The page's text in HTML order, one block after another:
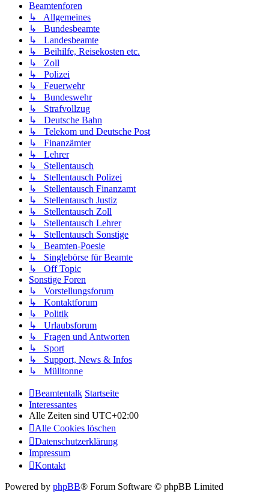
Beamtenforen
↳ Allgemeines
↳ Bundesbeamte
↳ Landesbeamte
↳ Beihilfe, Reisekosten etc.
↳ Zoll
↳ Polizei
↳ Feuerwehr
↳ Bundeswehr
↳ Strafvollzug
↳ Deutsche Bahn
↳ Telekom und Deutsche Post
↳ Finanzämter
↳ Lehrer
↳ Stellentausch
↳ Stellentausch Polizei
↳ Stellentausch Finanzamt
↳ Stellentausch Justiz
↳ Stellentausch Zoll
↳ Stellentausch Lehrer
↳ Stellentausch Sonstige
↳ Beamten-Poesie
↳ Singlebörse für Beamte
↳ Off Topic
Sonstige Foren
↳ Vorstellungsforum
↳ Kontaktforum
↳ Politik
↳ Urlaubsforum
↳ Fragen und Antworten
↳ Sport
↳ Support, News & Infos
↳ Mülltonne
Beamtentalk Startseite
Interessantes
Alle Zeiten sind UTC+02:00
Alle Cookies löschen
Datenschutzerklärung
Impressum
Kontakt
Powered by phpBB® Forum Software © phpBB Limited